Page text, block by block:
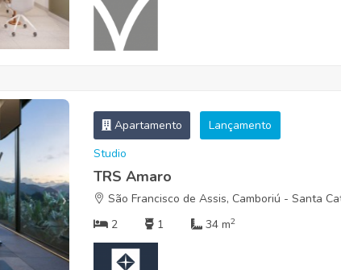
Apartamento Lançamento
Studio
TRS Amaro
São Francisco de Assis, Camboriú - Santa
2
1 34 m2